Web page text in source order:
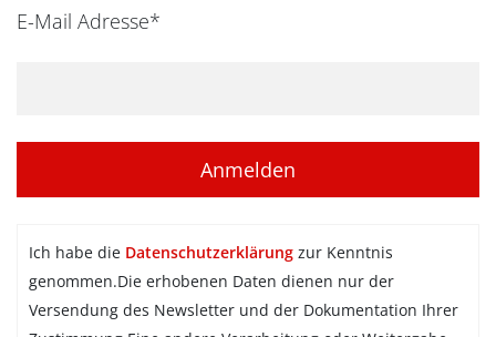
E-Mail Adresse*
Ich habe die Datenschutzerklärung zur Kenntnis
genommen.Die erhobenen Daten dienen nur der
Versendung des Newsletter und der Dokumentation Ihrer